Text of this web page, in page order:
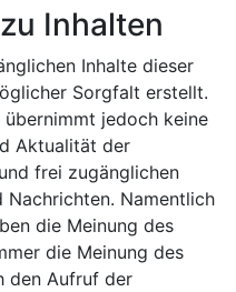
Inhalten
Inhalte dieser
Sorgfalt erstellt.
jedoch keine
Aktualität der
frei zugänglichen
Nachrichten. Namentlich
die Meinung des
die Meinung des
den Aufruf der